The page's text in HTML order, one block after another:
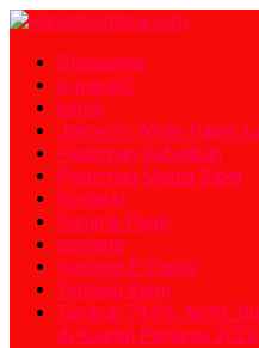
Disclaimer
e-paper2
home
Jokowi’s White Paper
Pedoman Kebijakan
Pedoman Media Siber
Redaksi
Sample Page
sentana
Sentana E-Paper
Tentang Kami
Tumbuh 74,6%, NCKL
di Kuartal Pertama 2023